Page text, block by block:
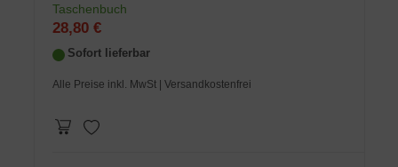
Taschenbuch
28,80 €
Sofort lieferbar
Alle Preise inkl. MwSt | Versandkostenfrei